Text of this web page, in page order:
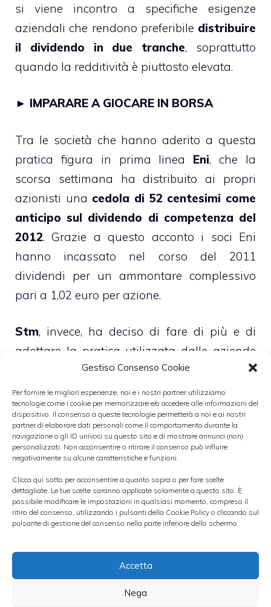
Gestisci Consenso Cookie
Per fornire le migliori esperienze, noi e i nostri partner utilizziamo
tecnologie come i cookie per memorizzare e/o accedere alle informazioni del
dispositivo. Il consenso a queste tecnologie permetterà a noi e ai nostri
partner di elaborare dati personali come il comportamento durante la
navigazione o gli ID univoci su questo sito e di mostrare annunci (non)
personalizzati. Non acconsentire o ritirare il consenso può influire
negativamente su alcune caratteristiche e funzioni.
Clicca qui sotto per acconsentire a quanto sopra o per fare scelte
dettagliate. Le tue scelte saranno applicate solamente a questo sito. È
possibile modificare le impostazioni in qualsiasi momento, compreso il
ritiro del consenso, utilizzando i pulsanti della Cookie Policy o cliccando sul
pulsante di gestione del consenso nella parte inferiore dello schermo.
Accetta
Nega
si viene incontro a specifiche esigenze
aziendali che rendono preferibile distribuire
il dividendo in due tranche, soprattutto
quando la redditività è piuttosto elevata.
► IMPARARE A GIOCARE IN BORSA
Tra le società che hanno aderito a questa
pratica figura in prima linea Eni, che la
scorsa settimana ha distribuito ai propri
azionisti una cedola di 52 centesimi come
anticipo sul dividendo di competenza del
2012. Grazie a questo acconto i soci Eni
hanno incassato nel corso del 2011
dividendi per un ammontare complessivo
pari a 1,02 euro per azione.
Stm, invece, ha deciso di fare di più e di
adottare la pratica utilizzata dalle aziende
anglosassoni didistribuire cedole con
cadenza trimestrale . Il prossimo 28
novembre, infatti, gli azionisti della società
intascheranno una cedola di 7 centesimi per
azione, mentre un’altra di pari importo sarà
distribuita il prossimo 20 febbraio.
►PREVISIONI DIVIDENDI 2012 BORSA
ITALIANA
Le altre società che si apprestano a staccare
una cedola nel corso dell’autunno sono:
(stime del consensus 0,36);